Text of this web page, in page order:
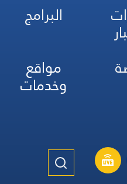
البرامج
مواقع
وخدمات